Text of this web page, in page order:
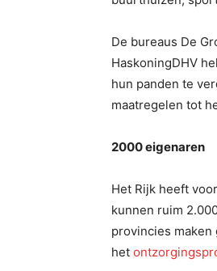
De bureaus De
HaskoningDHV
hun panden te
maatregelen tot
2000 eigenaren
Het Rijk heeft
kunnen ruim
provincies maken
het